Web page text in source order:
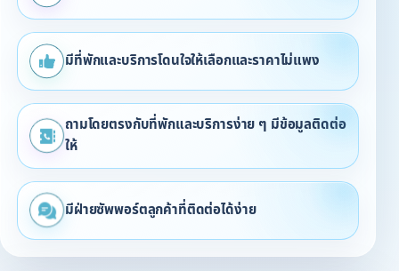
มีที่พักและบริการโดนใจให้เลือกและราคาไม่แพง
ถามโดยตรงกับที่พักและบริการง่าย ๆ มีข้อมูลติดต่อ
ให้
มีฝ่ายซัพพอร์ตลูกค้าที่ติดต่อได้ง่าย